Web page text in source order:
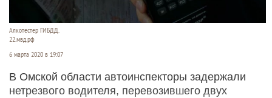
Алкотестер ГИБДД.
22.мвд.рф
6 марта 2020 в 19:07
В Омской области автоинспекторы задержали
нетрезвого водителя, перевозившего двух